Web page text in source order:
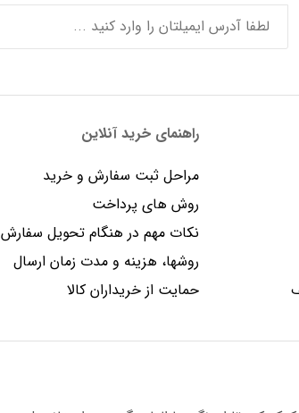
راهنمای خرید آنلاین
مراحل ثبت سفارش و خرید
روش های پرداخت
نکات مهم در هنگام تحویل سفارش
روشها، هزینه و مدت زمان ارسال
حمایت از خریداران کالا